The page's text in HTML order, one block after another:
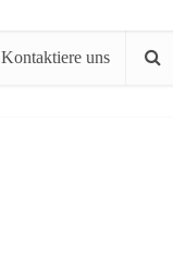
Kontaktiere uns